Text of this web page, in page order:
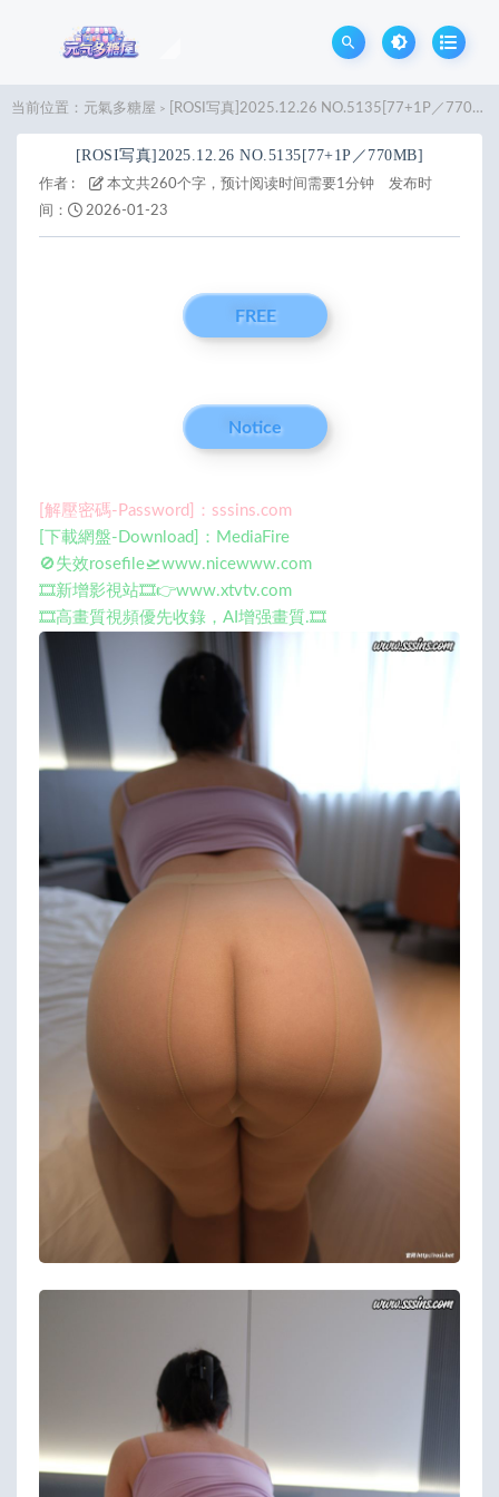
当前位置： 元氣多糖屋 > [ROSI写真]2025.12.26 NO.5135[77+1P／770MB]
[ROSI写真]2025.12.26 NO.5135[77+1P／770MB]
作者 : 本文共260个字，预计阅读时间需要1分钟
发布时
间：
2026-01-23
FREE
Notice
[解壓密碼-Password]：sssins.com
[下載網盤-Download]：MediaFire
🚫失效rosefile🛫www.nicewww.com
🎞️新增影視站🎞️👉www.xtvtv.com
🎞️高畫質視頻優先收錄，AI增强畫質.🎞️